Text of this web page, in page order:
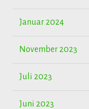
Januar 2024
November 2023
Juli 2023
Juni 2023